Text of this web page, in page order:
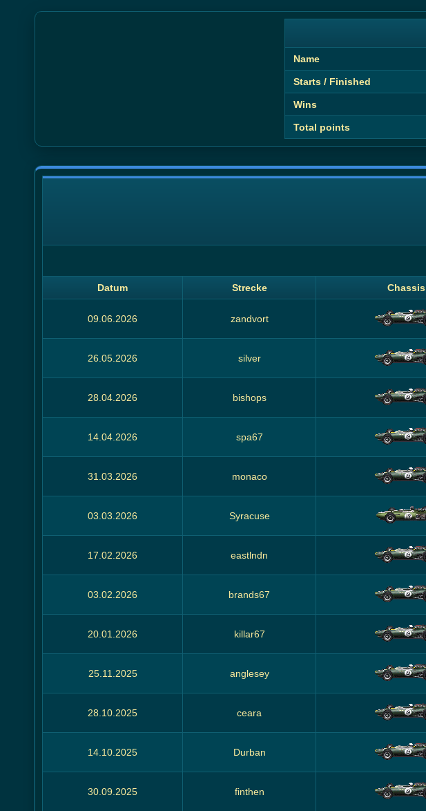
Name
Starts / Finished
Wins
Total points
Datum Strecke Chassis
09.06.2026 zandvort
26.05.2026 silver
28.04.2026 bishops
14.04.2026 spa67
31.03.2026 monaco
03.03.2026 Syracuse
17.02.2026 eastlndn
03.02.2026 brands67
20.01.2026 killar67
25.11.2025 anglesey
28.10.2025 ceara
14.10.2025 Durban
30.09.2025 finthen